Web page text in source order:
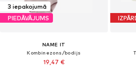
3 iepakojumā
PIEDĀVĀJUMS
NAME IT
Kombinezons/bodijs
19,47 €